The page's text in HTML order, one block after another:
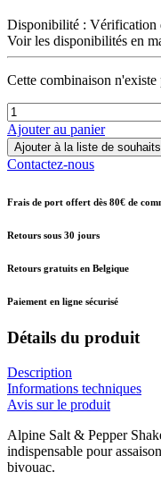
Disponibilité : Vérification
Voir les disponibilités en
Cette combinaison n'existe
Ajouter au panier
Ajouter à la liste de souhaits
Contactez-nous
Frais de port offert dès 80€ de
Retours sous 30 jours
Retours gratuits en Belgique
Paiement en ligne sécurisé
Détails du produit
Description
Informations techniques
Avis sur le produit
Alpine Salt & Pepper
indispensable pour
bivouac.